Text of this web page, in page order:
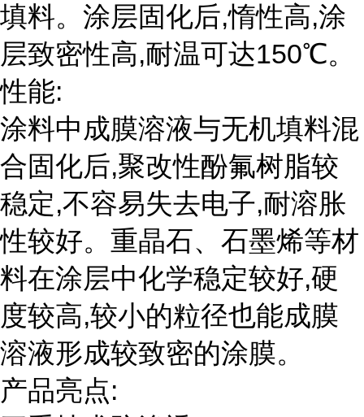
填料。涂层固化后,惰性高,涂
层致密性高,耐温可达150℃。
性能:
涂料中成膜溶液与无机填料混
合固化后,聚改性酚氟树脂较
稳定,不容易失去电子,耐溶胀
性较好。重晶石、石墨烯等材
料在涂层中化学稳定较好,硬
度较高,较小的粒径也能成膜
溶液形成较致密的涂膜。
产品亮点: